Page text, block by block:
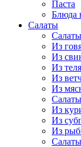
Паста
Блюда
Салаты
Из
Из
Из
Из
Из
Из
Из
Из